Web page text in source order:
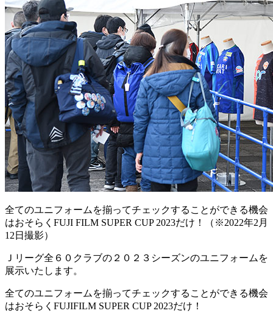
全てのユニフォームを揃ってチェックすることができる機会
はおそらくFUJI FILM SUPER CUP 2023だけ！（※2022年2月
12日撮影）
Ｊリーグ全６０クラブの２０２３シーズンのユニフォームを
展示いたします。
全てのユニフォームを揃ってチェックすることができる機会
はおそらくFUJIFILM SUPER CUP 2023だけ！